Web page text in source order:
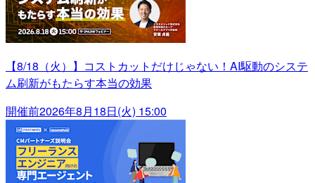
【8/18（火）】コストカットだけじゃない！AI駆動のシステ
ム刷新がもたらす本当の効果
開催前2026年8月18日(火) 15:00